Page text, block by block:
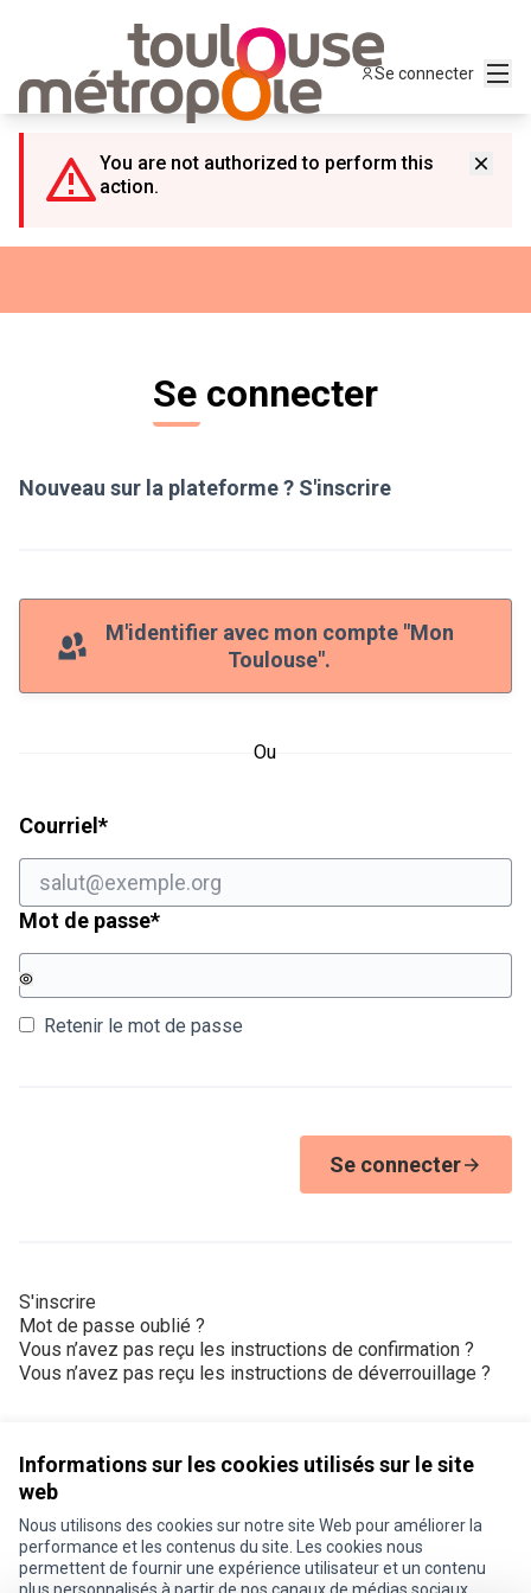
Informations sur les cookies utilisés sur le site
web
Nous utilisons des cookies sur notre site Web pour améliorer la
performance et les contenus du site. Les cookies nous
permettent de fournir une expérience utilisateur et un contenu
Se connecter
You are not authorized to perform this
action.
Se connecter
Nouveau sur la plateforme ? S'inscrire
M'identifier avec mon compte "Mon
Toulouse".
Ou
Courriel *Champ obligatoire
Mot de passe*Champ obligatoire
Retenir le mot de passe
Se connecter
S'inscrire
Mot de passe oublié ?
Vous n’avez pas reçu les instructions de confirmation ?
Vous n’avez pas reçu les instructions de déverrouillage ?
Conditions d'utilisation
Paramètres des cookies
Je participe ! sur X
Je participe ! sur Facebook
Je participe ! sur Instagram